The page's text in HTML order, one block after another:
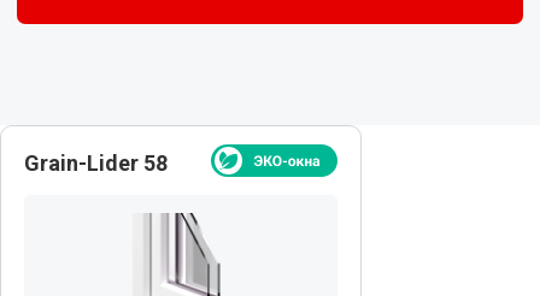
Grain-Lider 58